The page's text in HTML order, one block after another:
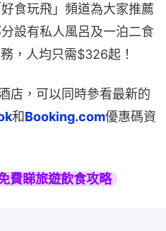
食玩飛」頻道為大家推薦
設有私人風呂及一泊二食
，人均只需$326起！
店，可以同時參看最新的
和Booking.com優惠碼資
費睇旅遊飲食攻略